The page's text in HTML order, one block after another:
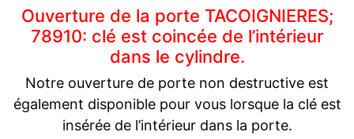
Ouverture de la porte TACOIGNIERES;
78910: clé est coincée de l’intérieur
dans le cylindre.
Notre ouverture de porte non destructive est
également disponible pour vous lorsque la clé est
insérée de l’intérieur dans la porte.